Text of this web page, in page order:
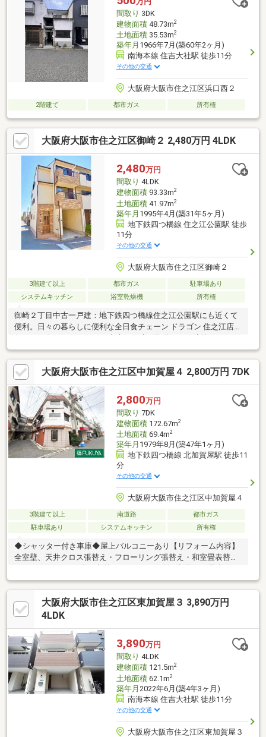
間取り 3DK
建物面積48.73m2
土地面積35.53m2
築年月 1966年7月(築60年2ヶ月)
南海本線 住吉大社駅 徒歩11分
その他の交通
大阪府大阪市住之江区浜口西２
2階建て 都市ガス 所有権
大阪府大阪市住之江区御崎２ 2,480万円 4LDK
2,480万円
間取り 4LDK
建物面積93.33m2
土地面積41.97m2
築年月 1995年4月(築31年5ヶ月)
地下鉄四つ橋線 住之江公園駅 徒歩
11分
その他の交通
大阪府大阪市住之江区御崎２
3階建て以上 都市ガス
駐車場あり
システムキッチン
浴室乾燥機 所有権
御崎２丁目中古一戸建：地下鉄四つ橋線住之江公園駅にも近くて
便利。日々の暮らしに便利な全日食チェーン ドラゴン 住之江店
トが大きいのが特徴です。4LDKの物件は室内も広々としており、
開放感があります。動線を意識したデザインのシステムキッチン
付きで作業能率が上がります。お湯を温め直せる追い焚き機能付
きです。93.33㎡の建物面積がある物件です。
大阪府大阪市住之江区中加賀屋４ 2,800万円 7DK
2,800万円
間取り 7DK
建物面積172.67m2
土地面積69.4m2
築年月 1979年8月(築47年1ヶ月)
地下鉄四つ橋線 北加賀屋駅 徒歩11
分
その他の交通
大阪府大阪市住之江区中加賀屋４
3階建て以上 南道路
都市ガス
駐車場あり
システムキッチン 所有権
◆シャッター付き車庫◆屋上バルコニーあり【リフォーム内容】
全室壁、天井クロス張替え・フローリング張替え・和室畳表替
コニー）防水工事・給湯器（2ヵ所）交換【ライフインフォメーシ
ョン】・ライフ加賀屋店 約50ｍ・大阪市立住吉川小学校 約
220ｍ・大阪市立真住中学校 約290ｍ
大阪府大阪市住之江区東加賀屋３ 3,890万円
4LDK
3,890万円
間取り 4LDK
建物面積121.5m2
土地面積62.1m2
築年月 2022年6月(築4年3ヶ月)
南海本線 住吉大社駅 徒歩11分
その他の交通
大阪府大阪市住之江区東加賀屋３